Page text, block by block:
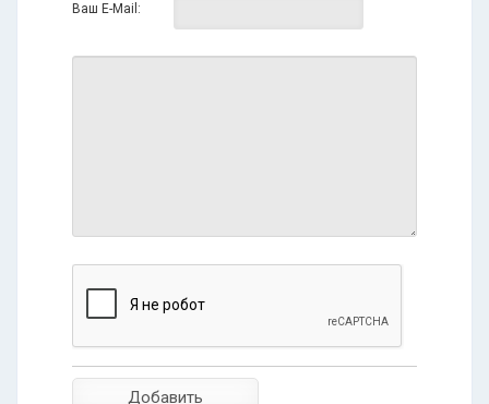
Ваш E-Mail: